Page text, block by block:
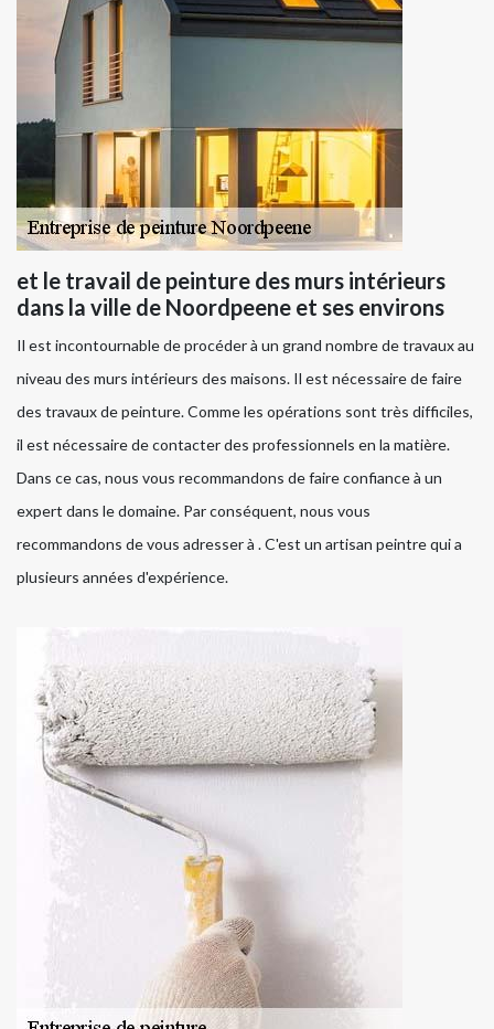
et le travail de peinture des murs intérieurs
dans la ville de Noordpeene et ses environs
Il est incontournable de procéder à un grand nombre de travaux au
niveau des murs intérieurs des maisons. Il est nécessaire de faire
des travaux de peinture. Comme les opérations sont très difficiles,
il est nécessaire de contacter des professionnels en la matière.
Dans ce cas, nous vous recommandons de faire confiance à un
expert dans le domaine. Par conséquent, nous vous
recommandons de vous adresser à . C'est un artisan peintre qui a
plusieurs années d'expérience.